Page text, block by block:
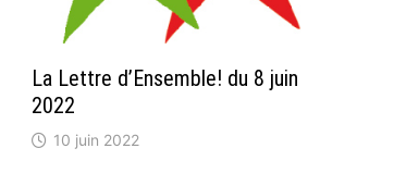
La Lettre d’Ensemble! du 8 juin
2022
10 juin 2022